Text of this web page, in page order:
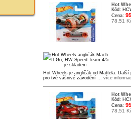
Hot
Kód:
Cena:
78,51
Hot Wheels je angličák od Mattela.
pro tvé vášnivé závodění ... více
Hot
Kód:
Cena:
78,51